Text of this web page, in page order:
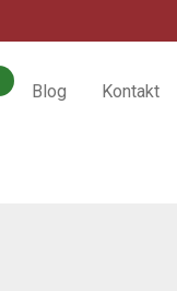
Blog Kontakt